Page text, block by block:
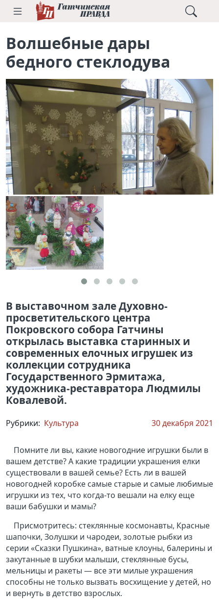
Волшебные дары
бедного стеклодува
В выставочном зале Духовно-
просветительского центра
Покровского собора Гатчины
открылась выставка старинных и
современных елочных игрушек из
коллекции сотрудника
Государственного Эрмитажа,
художника-реставратора Людмилы
Ковалевой.
Рубрики: Культура 30 декабря 2021
Помните ли вы, какие новогодние игрушки были в
вашем детстве? А какие традиции украшения елки
существовали в вашей семье? Есть ли в вашей
новогодней коробке самые старые и самые любимые
игрушки из тех, что когда-то вешали на елку еще
ваши бабушки и мамы?
Присмотритесь: стеклянные космонавты, Красные
шапочки, Золушки и чародеи, золотые рыбки из
серии «Сказки Пушкина», ватные клоуны, балерины и
закутанные в шубки малыши, стеклянные бусы,
мельницы и ракеты — все эти милые украшения
способны не только вызвать восхищение у детей, но
и вернуть в детство взрослых.